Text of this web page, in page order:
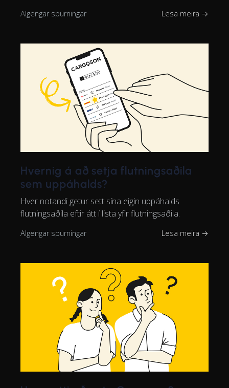
Algengar spurningar Lesa meira →
Hvernig á að setja flutningsaðila
sem uppáhalds?
Hver notandi getur sett sína eigin uppáhalds
flutningsaðila eftir átt í lista yfir flutningsaðila.
Algengar spurningar Lesa meira →